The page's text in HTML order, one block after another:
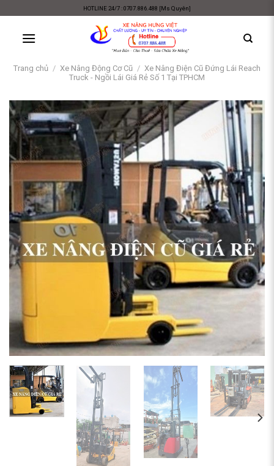
content
HOTLINE 24/7 : 0707.886.488 [Ms Quyên]
Trang chủ / Xe Nâng Động Cơ Cũ / Xe Nâng Điện Cũ Đứng Lái Reach
Truck - Ngồi Lái Giá Rẻ Số 1 Tại TPHCM